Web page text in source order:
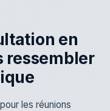
en
ressembler
les réunions